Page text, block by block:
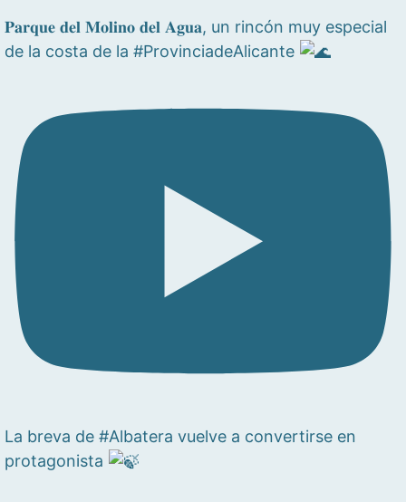
𝐏𝐚𝐫𝐪𝐮𝐞 𝐝𝐞𝐥 𝐌𝐨𝐥𝐢𝐧𝐨 𝐝𝐞𝐥 𝐀𝐠𝐮𝐚, un rincón muy especial
de la costa de la #ProvinciadeAlicante
La breva de #Albatera vuelve a convertirse en
protagonista